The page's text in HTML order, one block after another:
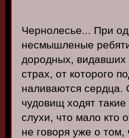
Чернолесье... При
несмышленые
дородных,
страх, от которого
наливаются
чудовищ ходят
слухи, что мало кто
не говоря уже о